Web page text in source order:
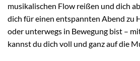
musikalischen Flow reißen und dich
dich für einen entspannten Abend zu
oder unterwegs in Bewegung bist –
kannst du dich voll und ganz auf die